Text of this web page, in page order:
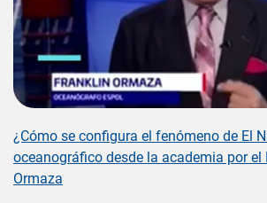
¿Cómo se configura el fenómeno de El
oceanográfico desde la academia por el
Ormaza